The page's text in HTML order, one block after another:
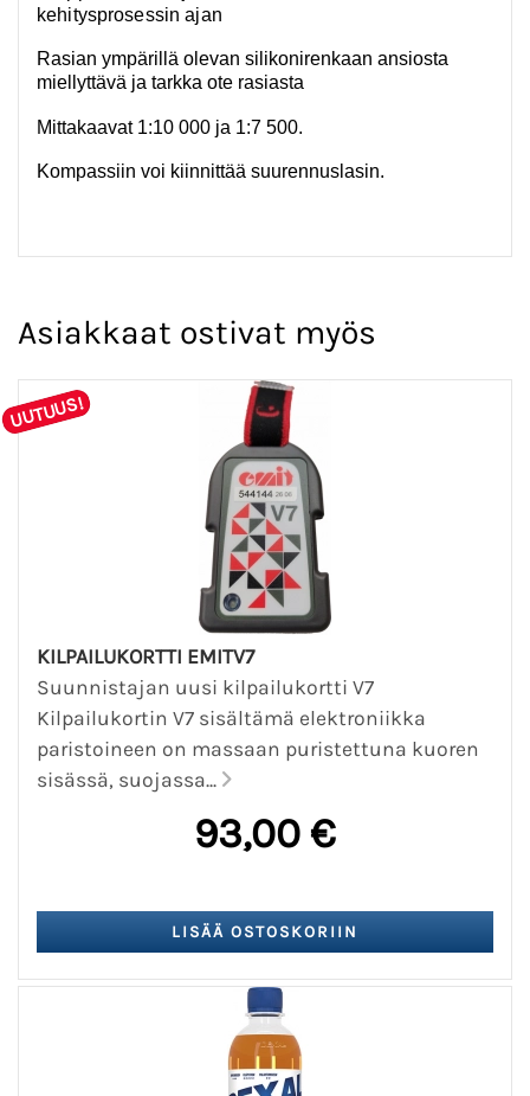
kehitysprosessin ajan
Rasian ympärillä olevan silikonirenkaan ansiosta
miellyttävä ja tarkka ote rasiasta
Mittakaavat 1:10 000 ja 1:7 500.
Kompassiin voi kiinnittää suurennuslasin.
Asiakkaat ostivat myös
UUTUUS!
KILPAILUKORTTI EMITV7
Suunnistajan uusi kilpailukortti V7
Kilpailukortin V7 sisältämä elektroniikka
paristoineen on massaan puristettuna kuoren
sisässä, suojassa...
93,00 €